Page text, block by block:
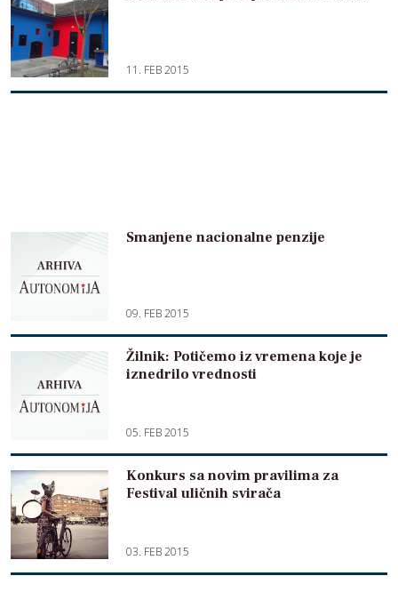
11. FEB 2015
Smanjene nacionalne penzije
09. FEB 2015
Žilnik: Potičemo iz vremena koje je
iznedrilo vrednosti
05. FEB 2015
Konkurs sa novim pravilima za
Festival uličnih svirača
03. FEB 2015